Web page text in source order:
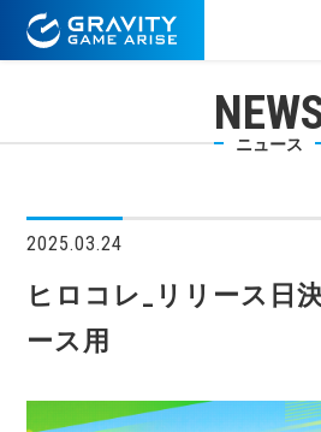
ニュース
2025.03.24
ヒロコレ_リリース日
ース用